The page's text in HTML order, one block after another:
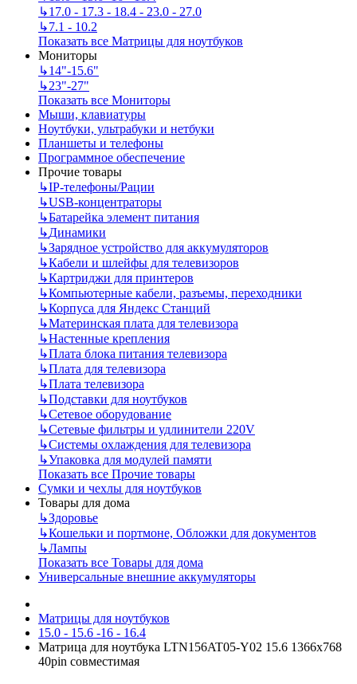
↳17.0 - 17.3 - 18.4 - 23.0 - 27.0
↳7.1 - 10.2
Показать все Матрицы для ноутбуков
Мониторы
↳14"-15.6"
↳23"-27"
Показать все Мониторы
Мыши, клавиатуры
Ноутбуки, ультрабуки и нетбуки
Планшеты и телефоны
Программное обеспечение
Прочие товары
↳IP‑телефоны/Рации
↳USB-концентраторы
↳Батарейка элемент питания
↳Динамики
↳Зарядное устройство для аккумуляторов
↳Кабели и шлейфы для телевизоров
↳Картриджи для принтеров
↳Компьютерные кабели, разъемы, переходники
↳Корпуса для Яндекс Станций
↳Материнская плата для телевизора
↳Настенные крепления
↳Плата блока питания телевизора
↳Плата для телевизора
↳Плата телевизора
↳Подставки для ноутбуков
↳Сетевое оборудование
↳Сетевые фильтры и удлинители 220V
↳Системы охлаждения для телевизора
↳Упаковка для модулей памяти
Показать все Прочие товары
Сумки и чехлы для ноутбуков
Товары для дома
↳Здоровье
↳Кошельки и портмоне, Обложки для документов
↳Лампы
Показать все Товары для дома
Универсальные внешние аккумуляторы
Матрицы для ноутбуков
15.0 - 15.6 -16 - 16.4
Матрица для ноутбука LTN156AT05-Y02 15.6 1366x768
40pin cовместимая